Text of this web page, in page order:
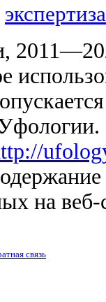
экспертиза
на
связь